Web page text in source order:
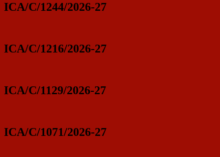
ICA/C/1244/2026-27
ICA/C/1216/2026-27
ICA/C/1129/2026-27
ICA/C/1071/2026-27